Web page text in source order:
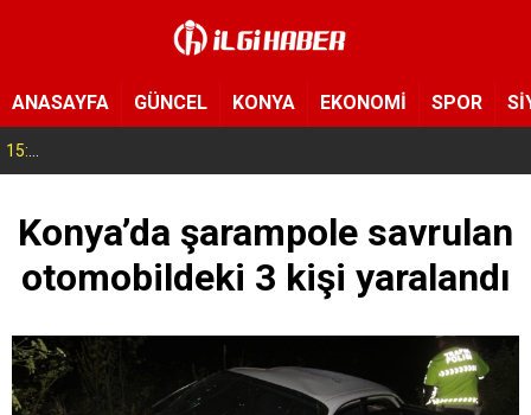
ANASAYFA GÜNCEL KONYA EKONOMİ SPOR
15:11
Konya’da şarampole savrulan
otomobildeki 3 kişi yaralandı